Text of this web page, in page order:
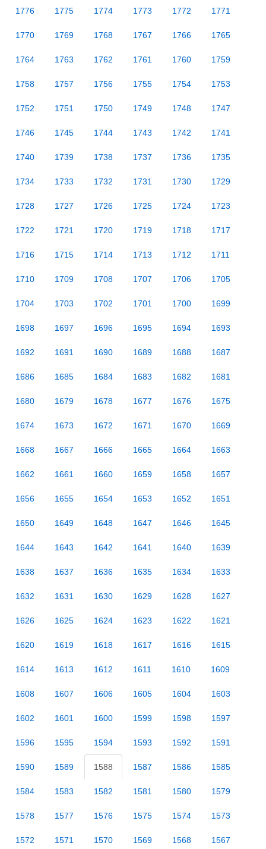
1776 1775 1774 1773 1772 1771
1770 1769 1768 1767 1766 1765
1764 1763 1762 1761 1760 1759
1758 1757 1756 1755 1754 1753
1752 1751 1750 1749 1748 1747
1746 1745 1744 1743 1742 1741
1740 1739 1738 1737 1736 1735
1734 1733 1732 1731 1730 1729
1728 1727 1726 1725 1724 1723
1722 1721 1720 1719 1718 1717
1716 1715 1714 1713 1712 1711
1710 1709 1708 1707 1706 1705
1704 1703 1702 1701 1700 1699
1698 1697 1696 1695 1694 1693
1692 1691 1690 1689 1688 1687
1686 1685 1684 1683 1682 1681
1680 1679 1678 1677 1676 1675
1674 1673 1672 1671 1670 1669
1668 1667 1666 1665 1664 1663
1662 1661 1660 1659 1658 1657
1656 1655 1654 1653 1652 1651
1650 1649 1648 1647 1646 1645
1644 1643 1642 1641 1640 1639
1638 1637 1636 1635 1634 1633
1632 1631 1630 1629 1628 1627
1626 1625 1624 1623 1622 1621
1620 1619 1618 1617 1616 1615
1614 1613 1612 1611 1610 1609
1608 1607 1606 1605 1604 1603
1602 1601 1600 1599 1598 1597
1596 1595 1594 1593 1592 1591
1590 1589 1588 1587 1586 1585
1584 1583 1582 1581 1580 1579
1578 1577 1576 1575 1574 1573
1572 1571 1570 1569 1568 1567